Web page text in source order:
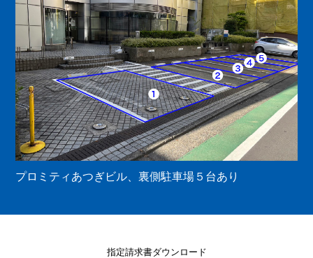
プロミティあつぎビル、裏側駐車場５台あり
指定請求書ダウンロード